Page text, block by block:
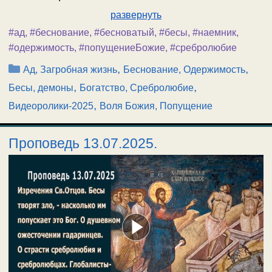
развернуть
#ад, #беснование, #бесноватый, #бесы, #наемник,
#одержимость, #попущениеБожие, #сребролюбие
Рубрики
Ад, Загробная жизнь, Беснование, Одержимость,
Бесы, демоны, Богатство, Сребролюбие,
Видеоролики-2025, Воля Божия, Попущение
Проповедь 13.07.2025.